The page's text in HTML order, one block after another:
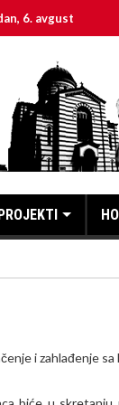
i zahlađenje sa